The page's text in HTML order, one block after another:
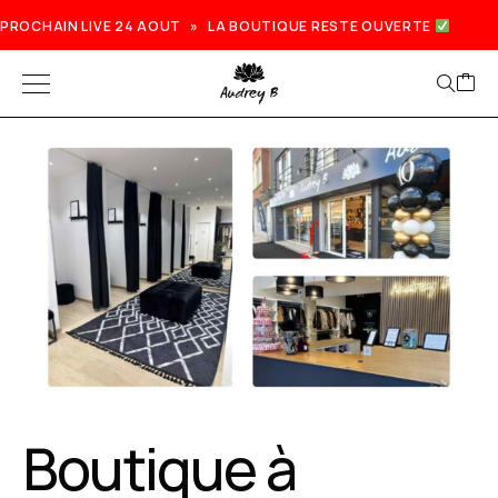
PROCHAIN LIVE 24 AOUT » LA BOUTIQUE RESTE OUVERTE
Prochain live lundi